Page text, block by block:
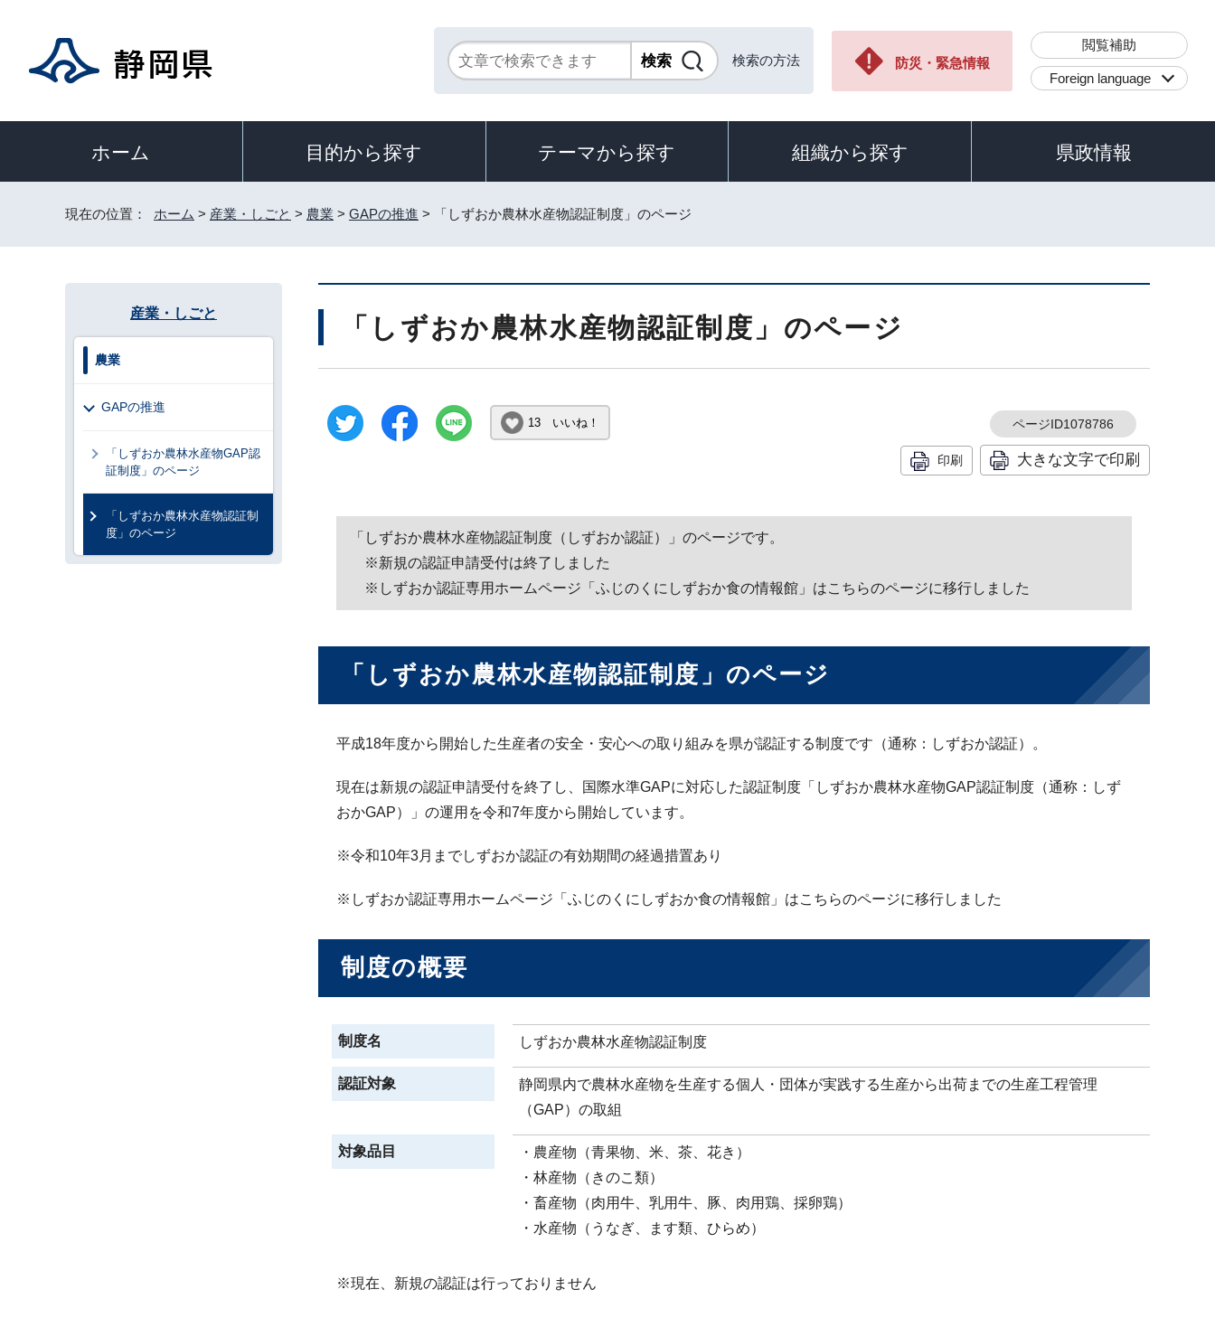
検索の方法 防災・緊急情報
閲覧補助
Foreign language
ホーム 目的から探す テーマから探す 組織から探す 県政情報
現在の位置： ホーム > 産業・しごと > 農業 > GAPの推進 > 「しずおか農林水産物認証制度」のページ
「しずおか農林水産物認証制度」のページ
13 いいね！ ページID1078786
印刷 大きな文字で印刷
「しずおか農林水産物認証制度（しずおか認証）」のページです。
※新規の認証申請受付は終了しました
※しずおか認証専用ホームページ「ふじのくにしずおか食の情報館」はこちらのページに移行しました
「しずおか農林水産物認証制度」のページ
平成18年度から開始した生産者の安全・安心への取り組みを県が認証する制度です（通称：しずおか認証）。
現在は新規の認証申請受付を終了し、国際水準GAPに対応した認証制度「しずおか農林水産物GAP認証制度（通称：しず
おかGAP）」の運用を令和7年度から開始しています。
※令和10年3月までしずおか認証の有効期間の経過措置あり
※しずおか認証専用ホームページ「ふじのくにしずおか食の情報館」はこちらのページに移行しました
制度の概要
制度名 しずおか農林水産物認証制度
認証対象
静岡県内で農林水産物を生産する個人・団体が実践する生産から出荷までの生産工程管理
（GAP）の取組
対象品目
・農産物（青果物、米、茶、花き）
・林産物（きのこ類）
・畜産物（肉用牛、乳用牛、豚、肉用鶏、採卵鶏）
・水産物（うなぎ、ます類、ひらめ）
※現在、新規の認証は行っておりません
産業・しごと
農業
GAPの推進
「しずおか農林水産物GAP認
証制度」のページ
「しずおか農林水産物認証制
度」のページ